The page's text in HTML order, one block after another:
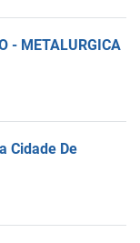
- METALURGICA
Cidade De